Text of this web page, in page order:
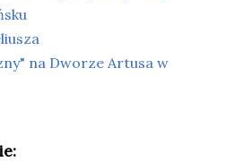
na Dworze Artusa w